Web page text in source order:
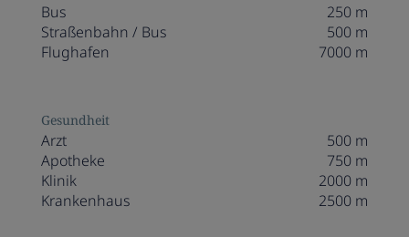
Bus
250 m
Straßenbahn / Bus
500 m
Flughafen
7000 m
Gesundheit
Arzt
500 m
Apotheke
750 m
Klinik
2000 m
Krankenhaus
2500 m